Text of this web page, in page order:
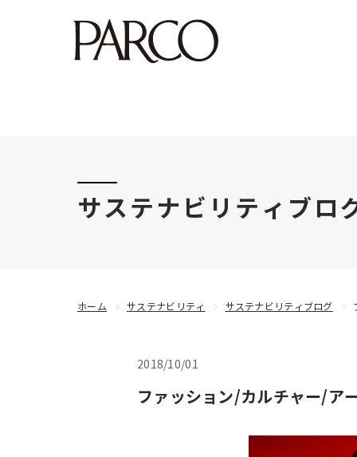
このたびの令和8年熊本地震により被害にあわれ
サステナビリティブロ
2018/10/01
ファッション/カルチャー/ア
ホーム サステナビリティ サステナビリティブログ